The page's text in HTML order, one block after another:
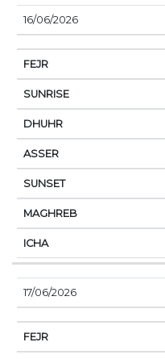
16/06/2026
17/06/2026